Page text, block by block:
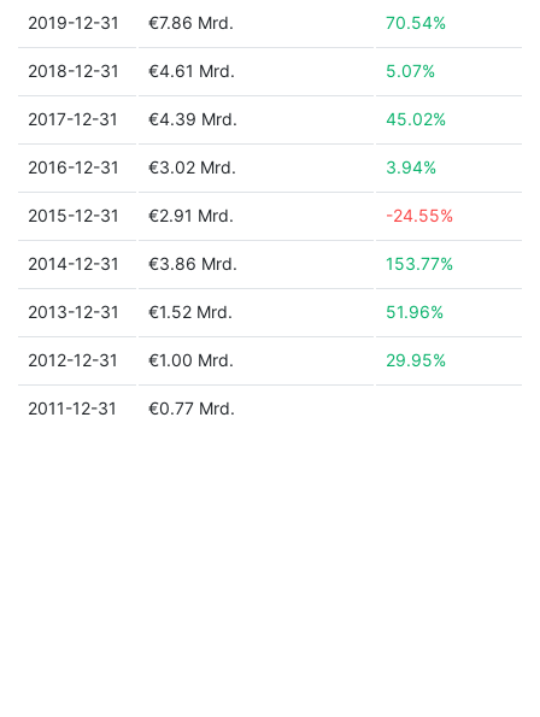
2019-12-31 €7.86 Mrd. 70.54%
2018-12-31 €4.61 Mrd. 5.07%
2017-12-31 €4.39 Mrd. 45.02%
2016-12-31 €3.02 Mrd. 3.94%
2015-12-31 €2.91 Mrd. -24.55%
2014-12-31 €3.86 Mrd. 153.77%
2013-12-31 €1.52 Mrd. 51.96%
2012-12-31 €1.00 Mrd. 29.95%
2011-12-31 €0.77 Mrd.